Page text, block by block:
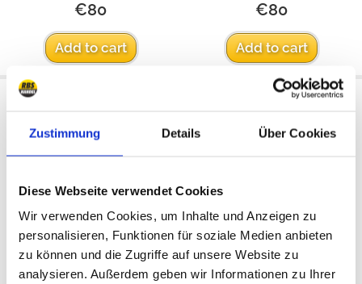
Zustimmung Details Über Cookies
Diese Webseite verwendet Cookies
Wir verwenden Cookies, um Inhalte und Anzeigen zu
personalisieren, Funktionen für soziale Medien anbieten
zu können und die Zugriffe auf unsere Website zu
analysieren. Außerdem geben wir Informationen zu Ihrer
€80
Add to cart
€80
Add to cart